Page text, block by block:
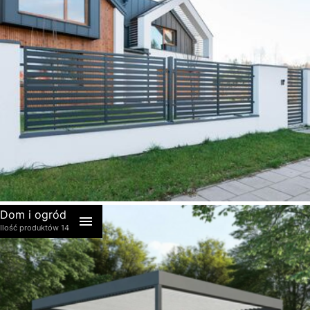
akcesoria
Dom i ogród
Ilość produktów 14